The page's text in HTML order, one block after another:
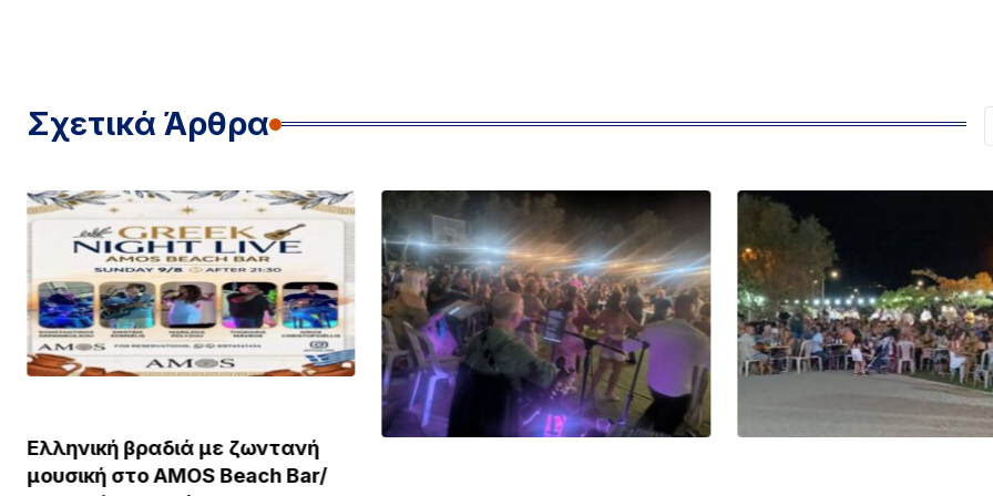
Σχετικά Άρθρα
Ελληνική βραδιά με ζωντανή
μουσική στο AMOS Beach Bar/